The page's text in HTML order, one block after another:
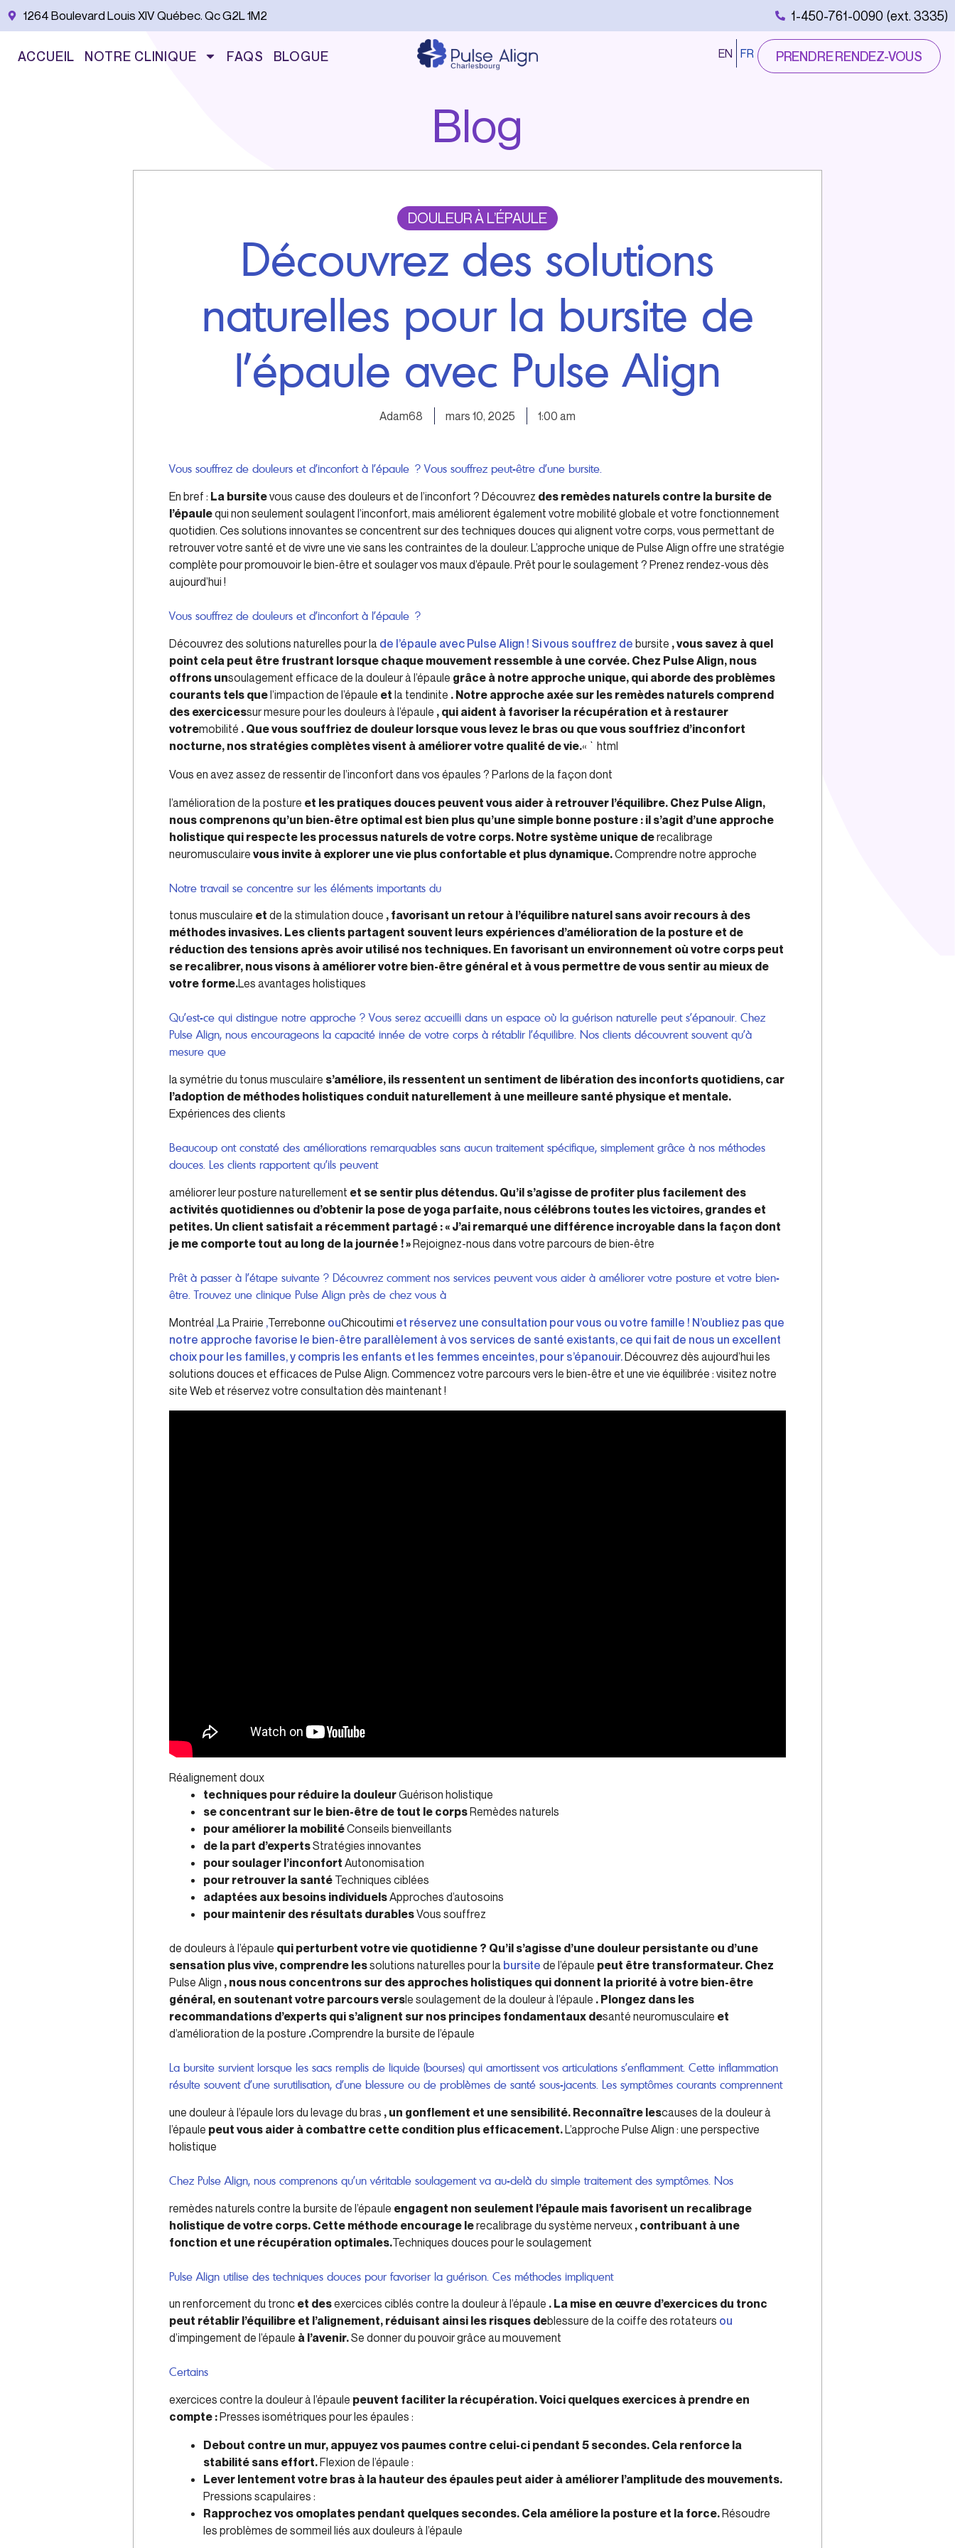
Aller 1264 Boulevard Louis XIV Québec. Qc G2L 1M2 1-450-761-0090 (ext. 3335)
ACCUEIL NOTRE CLINIQUE FAQS BLOGUE EN FR PRENDRE RENDEZ-VOUS
Blog
DOULEUR À L’ÉPAULE
Découvrez des solutions
naturelles pour la bursite de
l’épaule avec Pulse Align
Adam68 mars 10, 2025 1:00 am
Vous souffrez de douleurs et d’inconfort à l’épaule ? Vous souffrez peut-être d’une bursite.
En bref : La bursitevous cause des douleurs et de l’inconfort ? Découvrez des remèdes naturels contre la bursite de
l’épaulequi non seulement soulagent l’inconfort, mais améliorent également votre mobilité globale et votre fonctionnement
quotidien. Ces solutions innovantes se concentrent sur des techniques douces qui alignent votre corps, vous permettant de
retrouver votre santé et de vivre une vie sans les contraintes de la douleur. L’approche unique de Pulse Align offre une stratégie
complète pour promouvoir le bien-être et soulager vos maux d’épaule. Prêt pour le soulagement ? Prenez rendez-vous dès
aujourd’hui !
Vous souffrez de douleurs et d’inconfort à l’épaule ?
Découvrez des solutions naturelles pour la de l’épaule avec Pulse Align ! Si vous souffrez de bursite , vous savez à quel
point cela peut être frustrant lorsque chaque mouvement ressemble à une corvée. Chez Pulse Align, nous
offrons unsoulagement efficace de la douleur à l’épaule grâce à notre approche unique, qui aborde des problèmes
courants tels quel’impaction de l’épaule et la tendinite . Notre approche axée sur les remèdes naturels comprend
des exercicessur mesure pour les douleurs à l’épaule , qui aident à favoriser la récupération et à restaurer
votremobilité . Que vous souffriez de douleur lorsque vous levez le bras ou que vous souffriez d’inconfort
nocturne, nos stratégies complètes visent à améliorer votre qualité de vie.« `html
Vous en avez assez de ressentir de l’inconfort dans vos épaules ? Parlons de la façon dont
l’amélioration de la posture et les pratiques douces peuvent vous aider à retrouver l’équilibre. Chez Pulse Align,
nous comprenons qu’un bien-être optimal est bien plus qu’une simple bonne posture : il s’agit d’une approche
holistique qui respecte les processus naturels de votre corps. Notre système unique derecalibrage
neuromusculaire vous invite à explorer une vie plus confortable et plus dynamique.Comprendre notre approche
Notre travail se concentre sur les éléments importants du
tonus musculaire et de la stimulation douce , favorisant un retour à l’équilibre naturel sans avoir recours à des
méthodes invasives. Les clients partagent souvent leurs expériences d’amélioration de la posture et de
réduction des tensions après avoir utilisé nos techniques. En favorisant un environnement où votre corps peut
se recalibrer, nous visons à améliorer votre bien-être général et à vous permettre de vous sentir au mieux de
votre forme.Les avantages holistiques
Qu’est-ce qui distingue notre approche ? Vous serez accueilli dans un espace où la guérison naturelle peut s’épanouir. Chez
Pulse Align, nous encourageons la capacité innée de votre corps à rétablir l’équilibre. Nos clients découvrent souvent qu’à
mesure que
la symétrie du tonus musculaire s’améliore, ils ressentent un sentiment de libération des inconforts quotidiens, car
l’adoption de méthodes holistiques conduit naturellement à une meilleure santé physique et mentale.
Expériences des clients
Beaucoup ont constaté des améliorations remarquables sans aucun traitement spécifique, simplement grâce à nos méthodes
douces. Les clients rapportent qu’ils peuvent
améliorer leur posture naturellement et se sentir plus détendus. Qu’il s’agisse de profiter plus facilement des
activités quotidiennes ou d’obtenir la pose de yoga parfaite, nous célébrons toutes les victoires, grandes et
petites. Un client satisfait a récemment partagé : « J’ai remarqué une différence incroyable dans la façon dont
je me comporte tout au long de la journée ! »Rejoignez-nous dans votre parcours de bien-être
Prêt à passer à l’étape suivante ? Découvrez comment nos services peuvent vous aider à améliorer votre posture et votre bien-
être. Trouvez une clinique Pulse Align près de chez vous à
Montréal ,La Prairie ,Terrebonne ouChicoutimi et réservez une consultation pour vous ou votre famille ! N’oubliez pas que
notre approche favorise le bien-être parallèlement à vos services de santé existants, ce qui fait de nous un excellent
choix pour les familles, y compris les enfants et les femmes enceintes, pour s’épanouir.Découvrez dès aujourd’hui les
solutions douces et efficaces de Pulse Align. Commencez votre parcours vers le bien-être et une vie équilibrée : visitez notre
site Web et réservez votre consultation dès maintenant !
Réalignement doux
techniques pour réduire la douleurGuérison holistique
se concentrant sur le bien-être de tout le corpsRemèdes naturels
pour améliorer la mobilitéConseils bienveillants
de la part d’expertsStratégies innovantes
pour soulager l’inconfort Autonomisation
pour retrouver la santé Techniques ciblées
adaptées aux besoins individuelsApproches d’autosoins
pour maintenir des résultats durablesVous souffrez
de douleurs à l’épaule qui perturbent votre vie quotidienne ? Qu’il s’agisse d’une douleur persistante ou d’une
sensation plus vive, comprendre lessolutions naturelles pour la bursite de l’épaule peut être transformateur. Chez
Pulse Align , nous nous concentrons sur des approches holistiques qui donnent la priorité à votre bien-être
général, en soutenant votre parcours versle soulagement de la douleur à l’épaule . Plongez dans les
recommandations d’experts qui s’alignent sur nos principes fondamentaux desanté neuromusculaire et
d’amélioration de la posture .Comprendre la bursite de l’épaule
La bursite survient lorsque les sacs remplis de liquide (bourses) qui amortissent vos articulations s’enflamment. Cette inflammation
résulte souvent d’une surutilisation, d’une blessure ou de problèmes de santé sous-jacents. Les symptômes courants comprennent
une douleur à l’épaule lors du levage du bras , un gonflement et une sensibilité. Reconnaître lescauses de la douleur à
l’épaule peut vous aider à combattre cette condition plus efficacement.L’approche Pulse Align : une perspective
holistique
Chez Pulse Align, nous comprenons qu’un véritable soulagement va au-delà du simple traitement des symptômes. Nos
remèdes naturels contre la bursite de l’épaule engagent non seulement l’épaule mais favorisent un recalibrage
holistique de votre corps. Cette méthode encourage lerecalibrage du système nerveux , contribuant à une
fonction et une récupération optimales.Techniques douces pour le soulagement
Pulse Align utilise des techniques douces pour favoriser la guérison. Ces méthodes impliquent
un renforcement du tronc et desexercices ciblés contre la douleur à l’épaule . La mise en œuvre d’exercices du tronc
peut rétablir l’équilibre et l’alignement, réduisant ainsi les risques deblessure de la coiffe des rotateurs ou
d’impingement de l’épaule à l’avenir.Se donner du pouvoir grâce au mouvement
Certains
exercices contre la douleur à l’épaule peuvent faciliter la récupération. Voici quelques exercices à prendre en
compte :Presses isométriques pour les épaules :
Debout contre un mur, appuyez vos paumes contre celui-ci pendant 5 secondes. Cela renforce la
stabilité sans effort.Flexion de l’épaule :
Lever lentement votre bras à la hauteur des épaules peut aider à améliorer l’amplitude des mouvements.
Pressions scapulaires :
Rapprochez vos omoplates pendant quelques secondes. Cela améliore la posture et la force.Résoudre
les problèmes de sommeil liés aux douleurs à l’épaule